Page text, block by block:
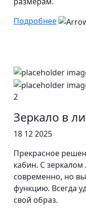
Подробнее
2
Зеркало в
18 12 2025
Прекрасное
кабин. С
современно, но
функцию. Всегда
свой образ.